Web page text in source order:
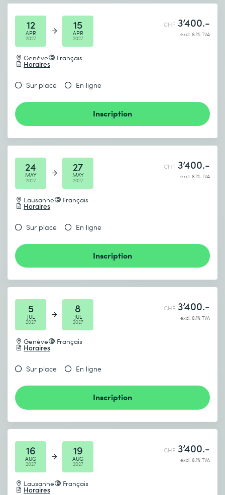
12
APR
2027
15
APR
2027
Genève Français
Horaires
CHF 3’400.-
excl. 8.1% TVA
Sur place En ligne
Inscription
24
MAY
2027
27
MAY
2027
Lausanne Français
Horaires
CHF 3’400.-
excl. 8.1% TVA
Sur place En ligne
Inscription
5
JUL
2027
8
JUL
2027
Genève Français
Horaires
CHF 3’400.-
excl. 8.1% TVA
Sur place En ligne
Inscription
16
AUG
2027
19
AUG
2027
Lausanne Français
Horaires
CHF 3’400.-
excl. 8.1% TVA